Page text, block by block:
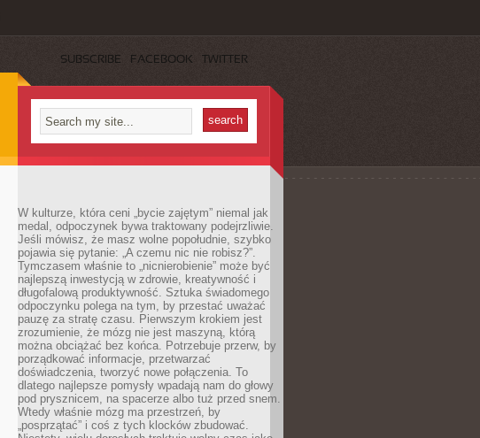
SUBSCRIBE FACEBOOK TWITTER
W kulturze, która ceni „bycie zajętym” niemal jak
medal, odpoczynek bywa traktowany podejrzliwie.
Jeśli mówisz, że masz wolne popołudnie, szybko
pojawia się pytanie: „A czemu nic nie robisz?”.
Tymczasem właśnie to „nicnierobienie” może być
najlepszą inwestycją w zdrowie, kreatywność i
długofalową produktywność. Sztuka świadomego
odpoczynku polega na tym, by przestać uważać
pauzę za stratę czasu. Pierwszym krokiem jest
zrozumienie, że mózg nie jest maszyną, którą
można obciążać bez końca. Potrzebuje przerw, by
porządkować informacje, przetwarzać
doświadczenia, tworzyć nowe połączenia. To
dlatego najlepsze pomysły wpadają nam do głowy
pod prysznicem, na spacerze albo tuż przed snem.
Wtedy właśnie mózg ma przestrzeń, by
„posprzątać” i coś z tych klocków zbudować.